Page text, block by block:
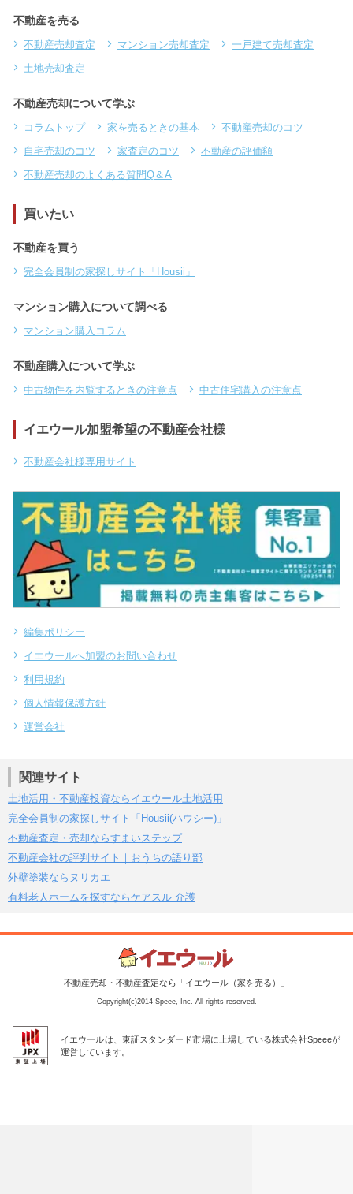
不動産を売る
不動産売却査定 マンション売却査定
一戸建て売却査定
土地売却査定
不動産売却について学ぶ
コラムトップ 家を売るときの基本
不動産売却のコツ
自宅売却のコツ
家査定のコツ
不動産の評価額
不動産売却のよくある質問Q＆A
買いたい
不動産を買う
完全会員制の家探しサイト「Housii」
マンション購入について調べる
マンション購入コラム
不動産購入について学ぶ
中古物件を内覧するときの注意点 中古住宅購入の注意点
イエウール加盟希望の不動産会社様
不動産会社様専用サイト
編集ポリシー
イエウールへ加盟のお問い合わせ
利用規約
個人情報保護方針
運営会社
関連サイト
土地活用・不動産投資ならイエウール土地活用
完全会員制の家探しサイト「Housii(ハウシー)」
不動産査定・売却ならすまいステップ
不動産会社の評判サイト｜おうちの語り部
外壁塗装ならヌリカエ
有料老人ホームを探すならケアスル 介護
不動産売却・不動産査定なら「イエウール（家を売る）」
Copyright(c)2014 Speee, Inc. All rights reserved.
イエウールは、東証スタンダード市場に上場している株式会社Speeeが
運営しています。